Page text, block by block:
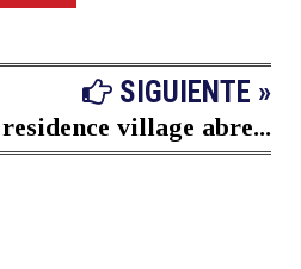
SIGUIENTE »
village abre...